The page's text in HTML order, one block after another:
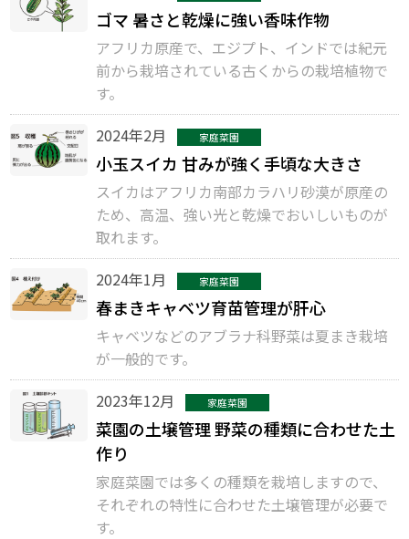
ゴマ 暑さと乾燥に強い香味作物
アフリカ原産で、エジプト、インドでは紀元
前から栽培されている古くからの栽培植物で
す。
2024年2月
家庭菜園
小玉スイカ 甘みが強く手頃な大きさ
スイカはアフリカ南部カラハリ砂漠が原産の
ため、高温、強い光と乾燥でおいしいものが
取れます。
2024年1月
家庭菜園
春まきキャベツ育苗管理が肝心
キャベツなどのアブラナ科野菜は夏まき栽培
が一般的です。
2023年12月
家庭菜園
菜園の土壌管理 野菜の種類に合わせた土
作り
家庭菜園では多くの種類を栽培しますので、
それぞれの特性に合わせた土壌管理が必要で
す。